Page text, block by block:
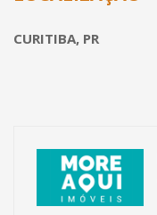
CURITIBA, PR